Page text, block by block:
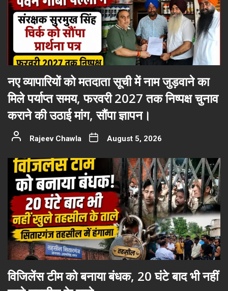
नए व्यापारियों को मतदाता सूची में नाम जुड़वाने का
मिले पर्याप्त समय, फरवरी 2027 तक निष्पक्ष चुनाव
कराने की उठाई मांग, सौंपा ज्ञापन।
Rajeev Chawla August 5, 2026
विजिलेंस टीम को बनाया बंधक, 20 घंटे बाद भी नहीं